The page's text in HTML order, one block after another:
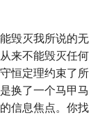
毁灭我所说的无
来不能毁灭任何
恒定理约束了所
换了一个马甲马
信息焦点。你找